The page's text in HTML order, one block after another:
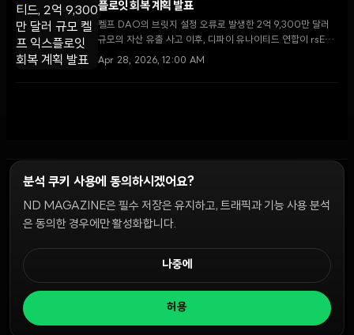
플로잇 회복 계획 발표
켈프 DAO의 브릿지 설정 오류로 발생한 2억 9,300만 달러
규모의 자산 유출 사고 이후, 디파이 유나이티드 연합이 rsETH
담보 복구를 위한 구체적인 로드맵을 공개했다.
Apr 28, 2026, 12:00 AM
윤리 원칙 Discord 봇캠페인 가이드커뮤니티 랭킹
쿠키 설정
공시 및 정책:
분석 쿠키 사용에 동의하시겠어요?
ND MAGAZINE은 필수 저장은 유지하고, 트래픽과 기능 사용 분석
은 동의한 경우에만 활성화합니다.
나중에
허용